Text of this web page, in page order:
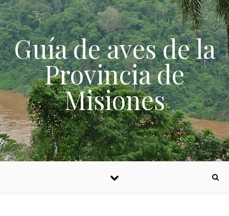
Skip to content
Guía de aves de la
Provincia de
Misiones